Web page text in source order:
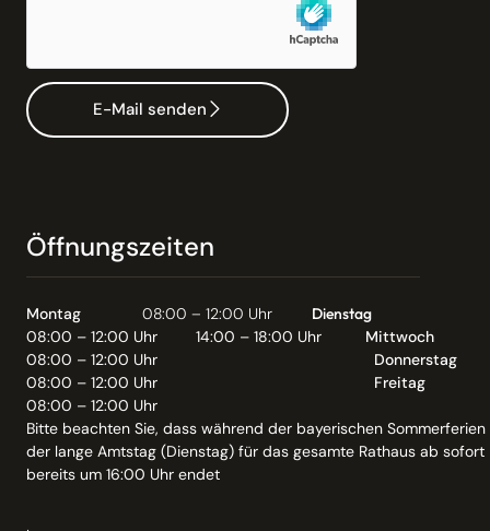
E-Mail senden
Öffnungszeiten
Montag 08:00 – 12:00 Uhr
Dienstag
08:00 – 12:00 Uhr
14:00 – 18:00 Uhr
Mittwoch
08:00 – 12:00 Uhr
Donnerstag
08:00 – 12:00 Uhr
Freitag
08:00 – 12:00 Uhr
Bitte beachten Sie, dass während der bayerischen Sommerferien
der lange Amtstag (Dienstag) für das gesamte Rathaus ab sofort
bereits um 16:00 Uhr endet